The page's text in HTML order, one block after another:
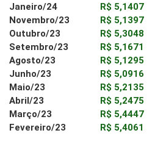
Janeiro/24
R$ 5,1407
Novembro/23
R$ 5,1397
Outubro/23
R$ 5,3048
Setembro/23
R$ 5,1671
Agosto/23
R$ 5,1295
Junho/23
R$ 5,0916
Maio/23
R$ 5,2135
Abril/23
R$ 5,2475
Março/23
R$ 5,4447
Fevereiro/23
R$ 5,4061